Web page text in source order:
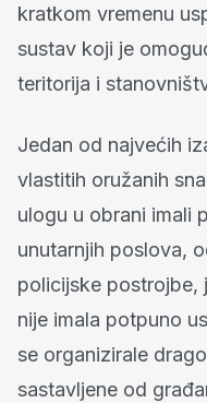
kratkom vremenu
sustav koji je
teritorija i
Jedan od najvećih
vlastitih oružanih
ulogu u obrani imali
unutarnjih poslova,
policijske postrojbe,
nije imala potpuno
se organizirale
sastavljene od